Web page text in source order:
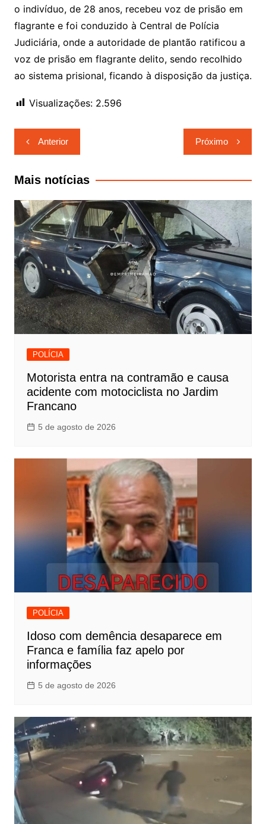
o indivíduo, de 28 anos, recebeu voz de prisão em
flagrante e foi conduzido à Central de Polícia
Judiciária, onde a autoridade de plantão ratificou a
voz de prisão em flagrante delito, sendo recolhido
ao sistema prisional, ficando à disposição da justiça.
Visualizações: 2.596
Navegação
de
Post
Anterior Próximo
Mais notícias
POLÍCIA
Motorista entra na contramão e causa
acidente com motociclista no Jardim
Francano
5 de agosto de 2026
POLÍCIA
Idoso com demência desaparece em
Franca e família faz apelo por
informações
5 de agosto de 2026